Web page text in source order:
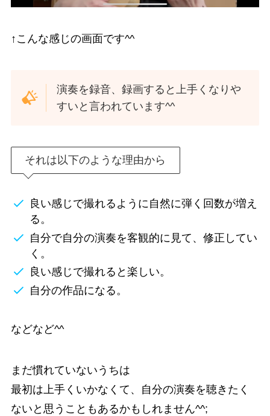
↑こんな感じの画面です^^
演奏を録音、録画すると上手くなりや
すいと言われています^^
それは以下のような理由から
良い感じで撮れるように自然に弾く回数が増え
る。
自分で自分の演奏を客観的に見て、修正してい
く。
良い感じで撮れると楽しい。
自分の作品になる。
などなど^^
まだ慣れていないうちは
最初は上手くいかなくて、自分の演奏を聴きたく
ないと思うこともあるかもしれません^^;